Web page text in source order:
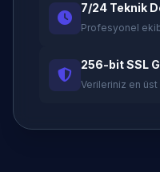
7/24 Teknik
Profesyonel
256-bit SSL
Verileriniz en